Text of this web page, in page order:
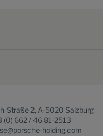
Straße 2, A-5020 Salzburg
(0) 662 / 46 81-2513
holding.com